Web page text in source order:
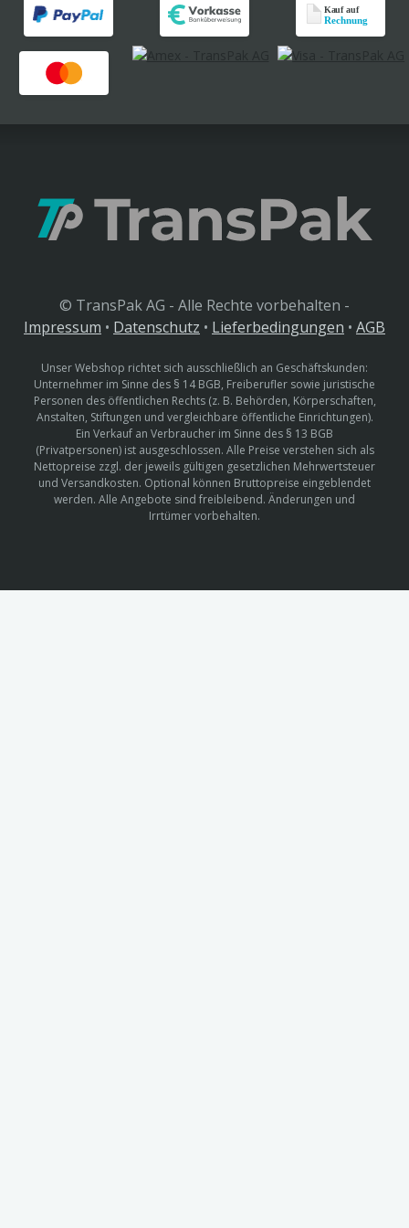
© TransPak AG - Alle Rechte vorbehalten -
Impressum • Datenschutz • Lieferbedingungen • AGB
Unser Webshop richtet sich ausschließlich an Geschäftskunden:
Unternehmer im Sinne des § 14 BGB, Freiberufler sowie juristische
Personen des öffentlichen Rechts (z. B. Behörden, Körperschaften,
Anstalten, Stiftungen und vergleichbare öffentliche Einrichtungen).
Ein Verkauf an Verbraucher im Sinne des § 13 BGB
(Privatpersonen) ist ausgeschlossen. Alle Preise verstehen sich als
Nettopreise zzgl. der jeweils gültigen gesetzlichen Mehrwertsteuer
und Versandkosten. Optional können Bruttopreise eingeblendet
werden. Alle Angebote sind freibleibend. Änderungen und
Irrtümer vorbehalten.